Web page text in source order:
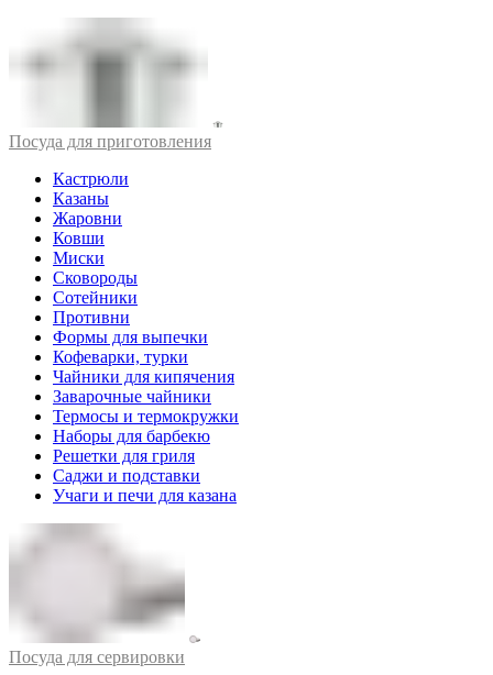
Посуда для приготовления
Кастрюли
Казаны
Жаровни
Ковши
Миски
Сковороды
Сотейники
Противни
Формы для выпечки
Кофеварки, турки
Чайники для кипячения
Заварочные чайники
Термосы и термокружки
Наборы для барбекю
Решетки для гриля
Саджи и подставки
Учаги и печи для казана
Посуда для сервировки